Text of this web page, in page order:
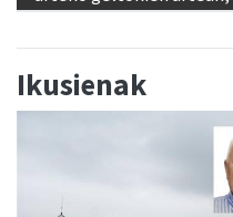
Ikusienak